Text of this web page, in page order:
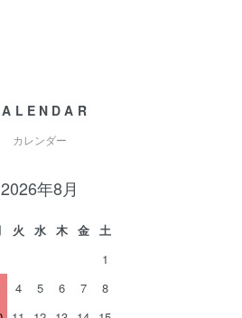
カレンダー
2026年8月
火 水 木 金
土
1
4 5 6 7
8